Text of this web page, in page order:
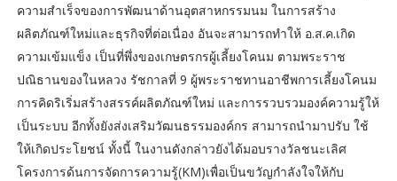
ความสำเร็จของการพัฒนาด้านอุตสาหกรรมนม ในการสร้าง
ผลิตภัณฑ์ใหม่และธุรกิจที่ต่อเนื่อง อันจะสามารถทำให้ อ.ส.ค.เกิด
ความเข้มแข็ง เป็นที่พึ่งของเกษตรกรผู้เลี้ยงโคนม ตามพระราช
ปณิธานของในหลวง รัชกาลที่ 9 ผู้พระราชทานอาชีพการเลี้ยงโคนม
การคิดริเริ่มสร้างสรรค์ผลิตภัณฑ์ใหม่ และการรวบรวมองค์ความรู้ให้
เป็นระบบ อีกทั้งยังส่งเสริมวัฒนธรรมองค์กร สามารถนำมาปรับ ใช้
ให้เกิดประโยชน์ ทั้งนี้ ในงานดังกล่าวยังได้มอบรางวัลชนะเลิศ
โครงการด้นการจัดการความรู้(KM)เพื่อเป็นขวัญกำลังใจให้กับ